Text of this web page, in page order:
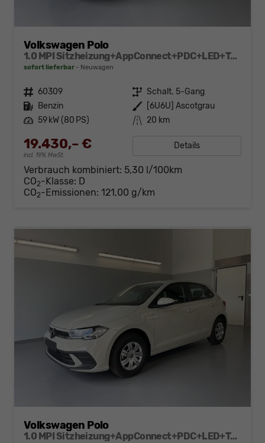
Volkswagen Polo
1.0 MPI Sitzheizung+AppConnect+PDC+LED+Touch+Lichtsensor+MultiLenkrad
sofort lieferbar Neuwagen
Fahrzeugnr. 60309 Getriebe Schalt. 5-Gang
Kraftstoff Benzin Außenfarbe
[6U6U] Ascotgrau
Leistung 59 kW (80 PS) Kilometerstand 20 km
19.430,– €
incl. 19% MwSt.
Details
Verbrauch kombiniert: 5,30 l/100km
CO2-Klasse: D
CO2-Emissionen: 121,00 g/km
Volkswagen Polo
1.0 MPI Sitzheizung+AppConnect+PDC+LED+Touch+Lichtsensor+MultiLenkrad